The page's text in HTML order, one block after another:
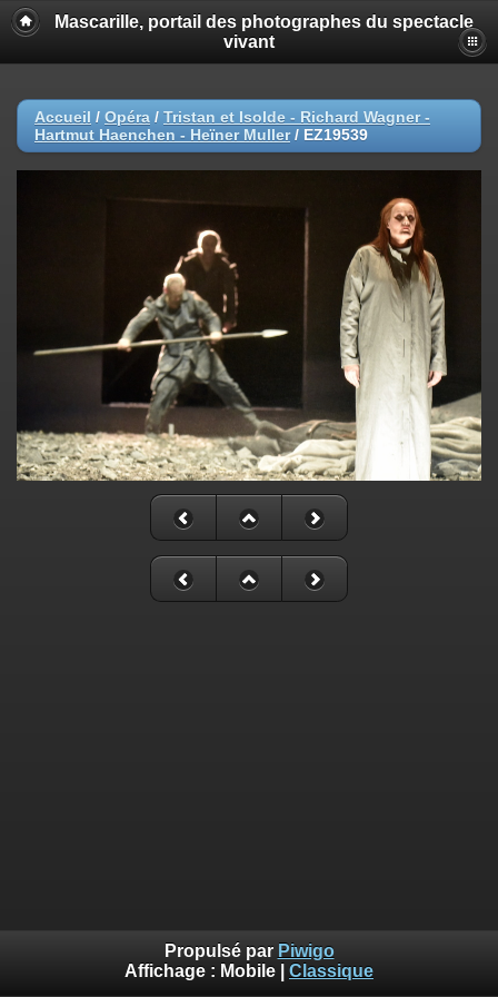
Mascarille, portail des photographes du spectacle
vivant
Accueil / Opéra / Tristan et Isolde - Richard Wagner -
Hartmut Haenchen - Heïner Muller/ EZ19539
Propulsé par Piwigo
Affichage : Mobile Classique